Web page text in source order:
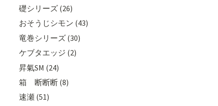
礎シリーズ (26)
おそうじシモン (43)
竜巻シリーズ (30)
ケブタエッジ (2)
昇氣SM (24)
箱 断断断 (8)
速瀬 (51)